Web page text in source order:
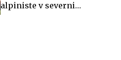
alpiniste v severni